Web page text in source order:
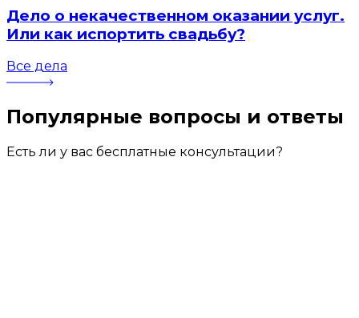
Дело о некачественном оказании услуг.
Или как испортить свадьбу?
Все дела
Популярные вопросы и ответы
Есть ли у вас бесплатные консультации?